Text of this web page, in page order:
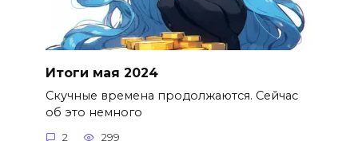
Итоги мая 2024
Скучные времена продолжаются. Сейчас
об это немного
2 299